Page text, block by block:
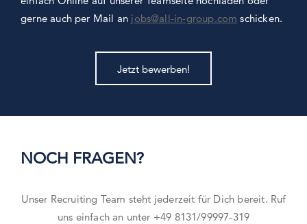
gerne auch per Mail an jobs@all-in-group.com schicken.
Jetzt bewerben!
NOCH FRAGEN?
Unser Recruiting Team steht jederzeit für Dich bereit. Ruf
uns einfach an unter +49 8131/99997-319